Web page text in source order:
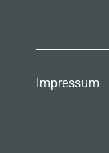
Impressum